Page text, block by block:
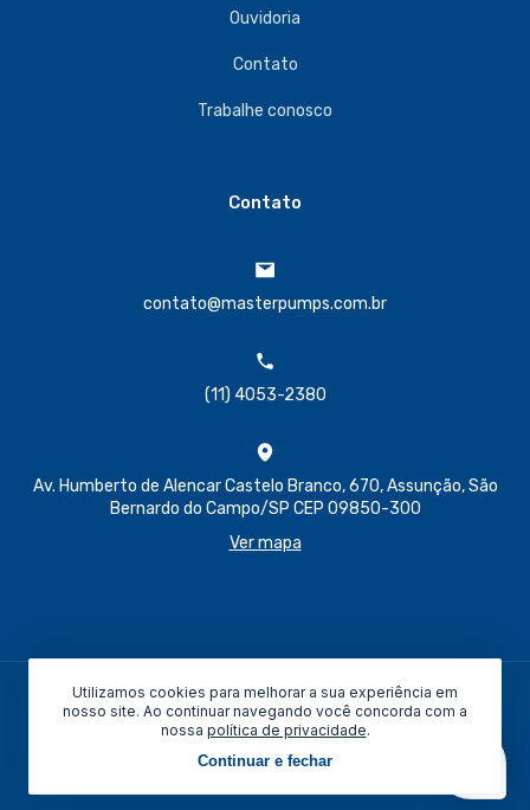
Ouvidoria
Contato
Trabalhe conosco
Contato
contato@masterpumps.com.br
(11) 4053-2380
Av. Humberto de Alencar Castelo Branco, 670, Assunção, São
Bernardo do Campo/SP CEP 09850-300
Ver mapa
Todos os direitos reservados © 2026
Feito por:
Utilizamos cookies para melhorar a sua experiência em
nosso site. Ao continuar navegando você concorda com a
nossa política de privacidade.
Continuar e fechar